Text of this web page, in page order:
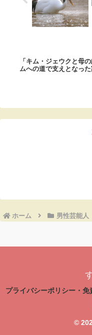
「キム・ジェウクと母
ムへの道で支えとなった
ホーム 男性芸能人
プライバシーポリシー・免
©